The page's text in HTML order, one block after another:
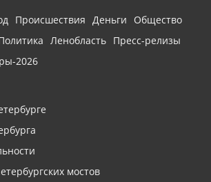
Происшествия Деньги
Общество
Ленобласть Пресс-релизы
2026
мостов